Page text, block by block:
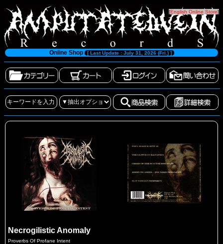
[English Online Store]
Online Shop [ Last Update : July 31, 2026 (Fri.) ]
Necrogilistic Anomaly
Proverbs Of Profane Intent